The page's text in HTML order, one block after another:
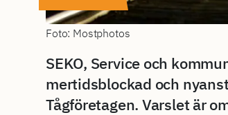
Foto: Mostphotos
SEKO, Service och
mertidsblockad och
Tågföretagen. Varslet är